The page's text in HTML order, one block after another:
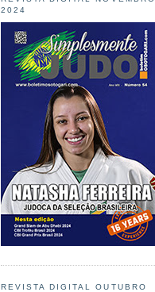
2024
REVISTA DIGITAL OUTUBRO